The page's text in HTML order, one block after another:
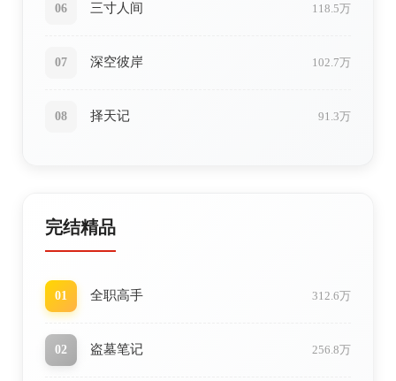
06 三寸人间 118.5万
07 深空彼岸 102.7万
08 择天记 91.3万
完结精品
01 全职高手 312.6万
02 盗墓笔记 256.8万